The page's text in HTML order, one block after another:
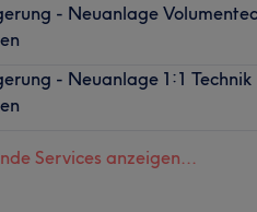
- Neuanlage
- Neuanlage 1:1 Technik
Services anzeigen...